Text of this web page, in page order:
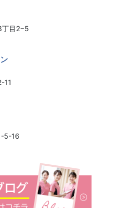
丁目2−5
11
5-16